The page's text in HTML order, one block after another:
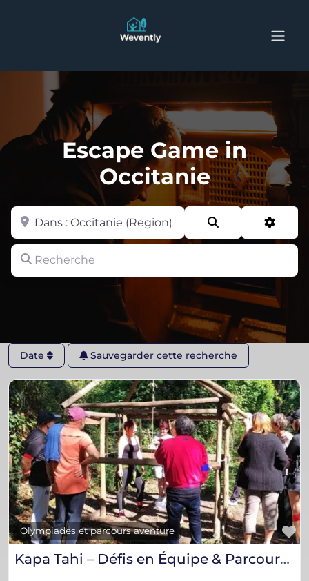
Escape Game in
Occitanie
Recherche
Zone
Date Sauvegarder cette recherche
Olympiades et parcours aventure
Kapa Tahi – Défis en Équipe & Parcours Tribaux en Pleine Nature